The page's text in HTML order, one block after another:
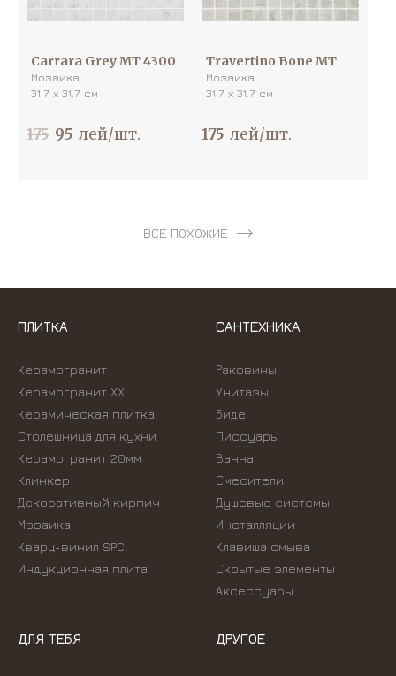
Carrara Grey MT 4300
Мозаика
31.7 х 31.7 см
175 95 лей/шт.
Travertino Bone MT
Мозаика
31.7 х 31.7 см
175 лей/шт.
ВСЕ ПОХОЖИЕ
ПЛИТКА
Керамогранит
Керамогранит XXL
Керамическая плитка
Столешница для кухни
Керамогранит 20мм
Клинкер
Декоративный кирпич
Мозаика
Кварц-винил SPC
Индукционная плита
САНТЕХНИКА
Раковины
Унитазы
Биде
Писсуары
Ванна
Смесители
Душевые системы
Инсталляции
Kлавиша смыва
Скрытые элементы
Аксессуары
ДЛЯ ТЕБЯ ДРУГОЕ